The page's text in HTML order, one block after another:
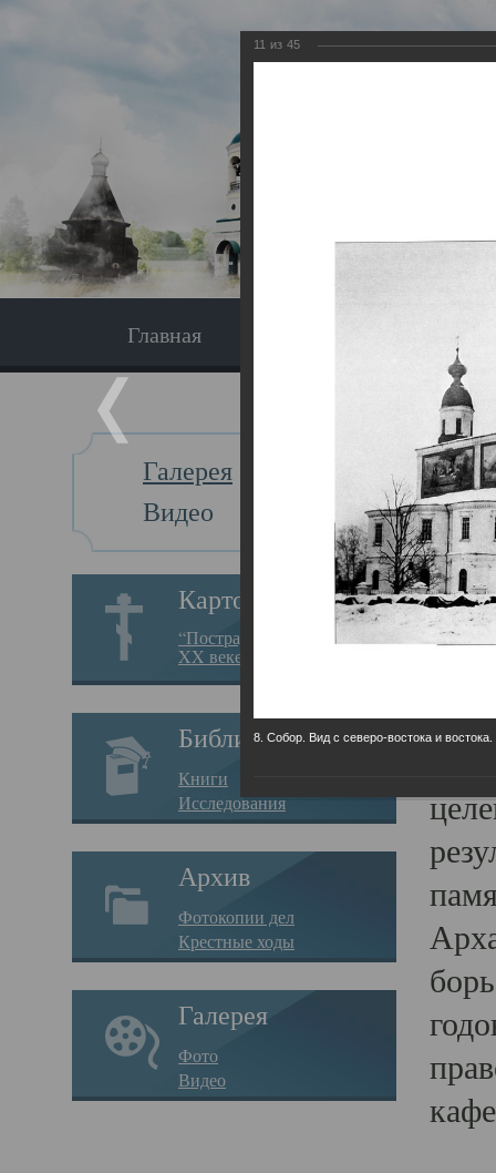
Главная
Галерея
Видео
Картотека
“Пострадавшие за веру в
XX веке на Севере”
Библиотека
Книги
Исследования
Архив
Фотокопии дел
Крестные ходы
Галерея
Фото
Видео
Главная
11 из 45
8. Собор. Вид с северо-востока и востока.